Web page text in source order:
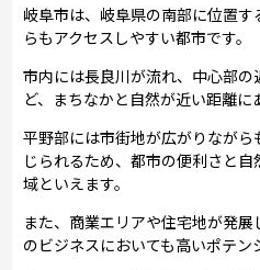
岐阜市は、岐阜県の南部に位置
らもアクセスしやすい都市です。
市内には長良川が流れ、中心部
ど、まちなかと自然が近い距離に
平野部には市街地が広がりなが
じられるため、都市の便利さと
域といえます。
また、商業エリアや住宅地が発
のビジネスにおいても高いポテン